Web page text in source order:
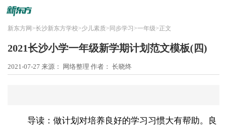
新东方网 >长沙新东方学校>少儿素质> 同步学习 >一年级>正文
2021长沙小学一年级新学期计划范文模板(四)
2021-07-27 来源： 网络整理 作者： 长晓终
导读：做计划对培养良好的学习习惯大有帮助。良